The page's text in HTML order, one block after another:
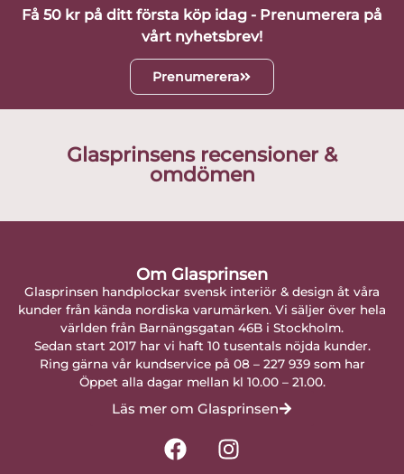
Få 50 kr på ditt första köp idag - Prenumerera på
vårt nyhetsbrev!
Prenumerera
Glasprinsens recensioner &
omdömen
Om Glasprinsen
Glasprinsen handplockar svensk interiör & design åt våra
kunder från kända nordiska varumärken. Vi säljer över hela
världen från Barnängsgatan 46B i Stockholm.
Sedan start 2017 har vi haft 10 tusentals nöjda kunder.
Ring gärna vår kundservice på 08 – 227 939 som har
Öppet alla dagar mellan kl 10.00 – 21.00.
Läs mer om Glasprinsen
F
a
I
n